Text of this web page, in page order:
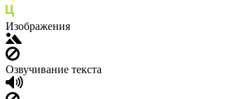
Изображения
Озвучивание текста